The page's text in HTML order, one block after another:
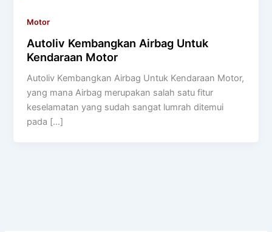
Motor
Autoliv Kembangkan Airbag Untuk
Kendaraan Motor
Autoliv Kembangkan Airbag Untuk Kendaraan Motor,
yang mana Airbag merupakan salah satu fitur
keselamatan yang sudah sangat lumrah ditemui
pada […]